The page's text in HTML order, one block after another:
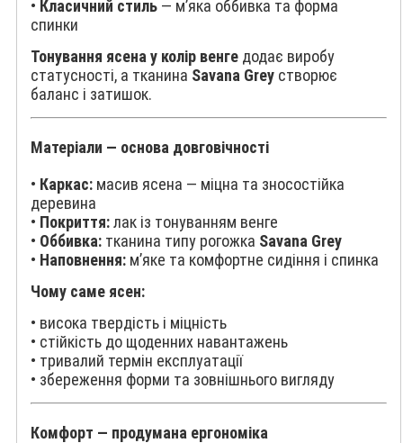
• Класичний стиль — м’яка оббивка та форма
спинки
Тонування ясена у колір венге додає виробу
статусності, а тканина Savana Grey створює
баланс і затишок.
Матеріали — основа довговічності
• Каркас: масив ясена — міцна та зносостійка
деревина
• Покриття:лак із тонуванням венге
• Оббивка: тканина типу рогожка Savana Grey
• Наповнення: м’яке та комфортне сидіння і спинка
Чому саме ясен:
• висока твердість і міцність
• стійкість до щоденних навантажень
• тривалий термін експлуатації
• збереження форми та зовнішнього вигляду
Комфорт — продумана ергономіка